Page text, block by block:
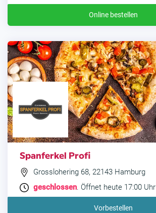
Online bestellen
Spanferkel Profi
Grosslohering 68, 22143 Hamburg
geschlossen. Öffnet heute 17:00 Uhr
Vorbestellen